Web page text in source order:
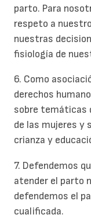
parto. Para
respeto a
nuestras
fisiología de
6. Como
derechos
sobre temáticas
de las mujeres y
crianza y
7. Defendemos
atender el parto
defendemos el
cualificada.